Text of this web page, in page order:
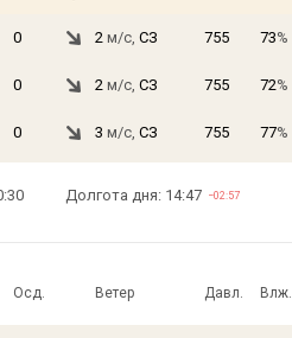
0 2 м/с, СЗ 755 73%
0 2 м/с, СЗ 755 72%
0 3 м/с, СЗ 755 77%
Долгота дня: 14:47 −02:57
Осд. Ветер Давл. Влж.